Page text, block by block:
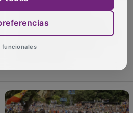
conecta el talento local
con Europa en una nueva
edición de la Startup
funcionales